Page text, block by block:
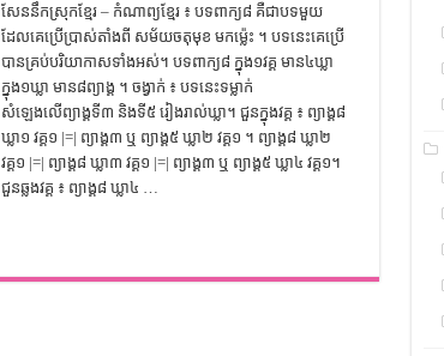
សែននឹកស្រុកខ្មែរ – កំណាព្យខ្មែរ ៖ បទពាក្យ៨ គឺជាបទមួយ
ដែលគេប្រើប្រាស់តាំងពី សម័យចតុមុខ មកម្ល៉េះ ។ បទនេះគេប្រើ
បានគ្រប់បរិយាកាសទាំងអស់។ បទពាក្យ៨ ក្នុង១វគ្គ មាន៤ឃ្លា
ក្នុង១ឃ្លា មាន៨ព្យាង្គ ។ ចង្វាក់ ៖ បទនេះទម្លាក់
សំឡេងលើព្យាង្គទី៣ និងទី៥ រៀងរាល់ឃ្លា។ ជួនក្នុងវគ្គ ៖ ព្យាង្គ៨
ឃ្លា១ វគ្គ១ |=| ព្យាង្គ៣ ឬ ព្យាង្គ៥ ឃ្លា២ វគ្គ១ ។​ ព្យាង្គ៨ ឃ្លា២
វគ្គ១ |=| ព្យាង្គ៨ ឃ្លា៣ វគ្គ១ |=| ព្យាង្គ៣ ឬ ព្យាង្គ៥ ឃ្លា៤ វគ្គ១។
ជួនឆ្លងវគ្គ ៖ ព្យាង្គ៨ ឃ្លា៤ …